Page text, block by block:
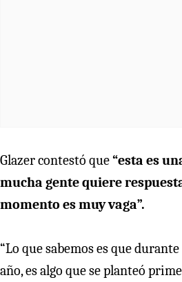
Glazer contestó que“esta es
mucha gente quiere
momento es muy vaga”.
“Lo que sabemos es que
año, es algo que se planteó